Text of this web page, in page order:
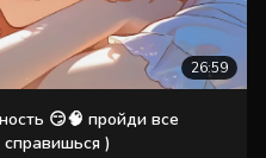
26:59
😏🧠 пройди все
)